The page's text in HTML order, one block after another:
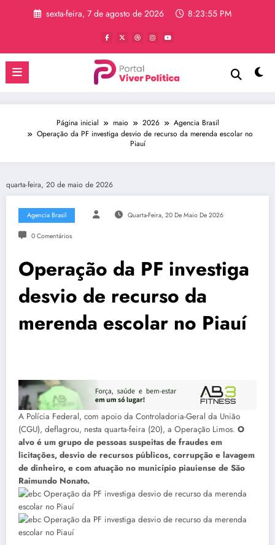
sexta-feira, 7 de agosto de 2026 8:23:55 PM
Página inicial maio 2026
Agencia Brasil
Operação da PF investiga desvio de recurso da merenda escolar no
Piauí
quarta-feira, 20 de maio de 2026
Agencia Brasil Quarta-Feira, 20 De Maio De 2026
0 Comentários
Operação da PF investiga
desvio de recurso da
merenda escolar no Piauí
A Polícia Federal, com apoio da Controladoria-Geral da União
(CGU), deflagrou, nesta quarta-feira (20), a Operação Limos. O
alvo é um grupo de pessoas suspeitas de fraudes em
licitações, desvio de recursos públicos, corrupção e lavagem
de dinheiro, e com atuação no município piauiense de São
Raimundo Nonato.